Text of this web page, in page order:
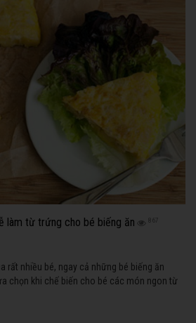
làm từ trứng cho bé biếng ăn 867
rất nhiều bé, ngay cả những bé biếng ăn
chọn khi chế biến cho bé các món ngon từ